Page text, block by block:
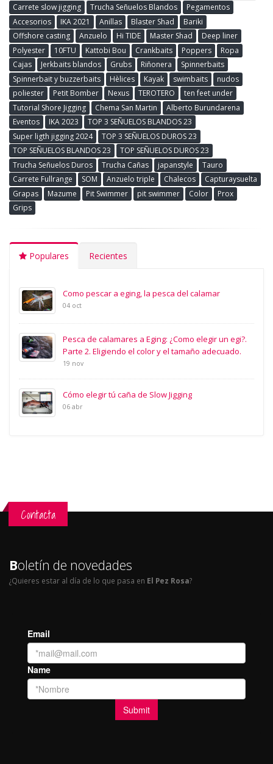
Carrete slow jigging
Trucha Señuelos Blandos
Pegamentos
Accesorios
IKA 2021 Anillas Blaster Shad
Bariki
Offshore casting
Anzuelo Hi TIDE Master Shad
Deep liner
Polyester
10FTU Kattobi Bou Crankbaits Poppers
Ropa
Cajas
Jerkbaits blandos Grubs Riñonera
Spinnerbaits
Spinnerbait y buzzerbaits
Hèlices Kayak swimbaits
nudos
poliester
Petit Bomber Nexus TEROTERO
ten feet under
Tutorial Shore Jigging
Chema San Martin
Alberto Burundarena
Eventos
IKA 2023
TOP 3 SEÑUELOS BLANDOS 23
Super ligth jigging 2024
TOP 3 SEÑUELOS DUROS 23
TOP SEÑUELOS BLANDOS 23
TOP SEÑUELOS DUROS 23
Trucha Señuelos Duros
Trucha Cañas japanstyle
Tauro
Carrete Fullrange
SOM Anzuelo triple Chalecos
Capturaysuelta
Grapas
Mazume Pit Swimmer pit swimmer Color
Prox
Grips
Populares Recientes
Como pescar a eging, la pesca del calamar
04 oct
Pesca de calamares a Eging: ¿Como elegir un egi?.
Parte 2. Eligiendo el color y el tamaño adecuado.
19 nov
Cómo elegir tú caña de Slow Jigging
06 abr
Contacta
Boletín de novedades
¿Quieres estar al día de lo que pasa en El Pez Rosa?